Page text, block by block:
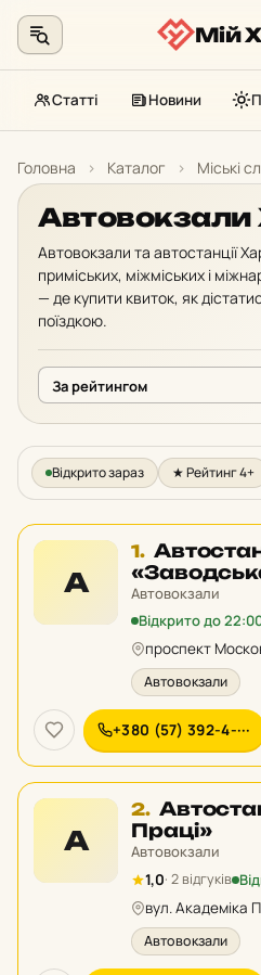
контенту
Мій
Статті Новини
Головна › Каталог › Міські
Автовокзали
Автовокзали та автостанції
приміських, міжміських і
— де купити квиток, як
поїздкою.
Відкрито зараз ★ Рейтинг 4+
А
1. Місце
1
у
Автовокзали
Відкрито до
проспект
Автовокзали
+380 (57) 392-4-···
А
2. Місце
2
у
Праці»
Автовокзали
1,0· 2 відгуків
вул. Академіка
Автовокзали